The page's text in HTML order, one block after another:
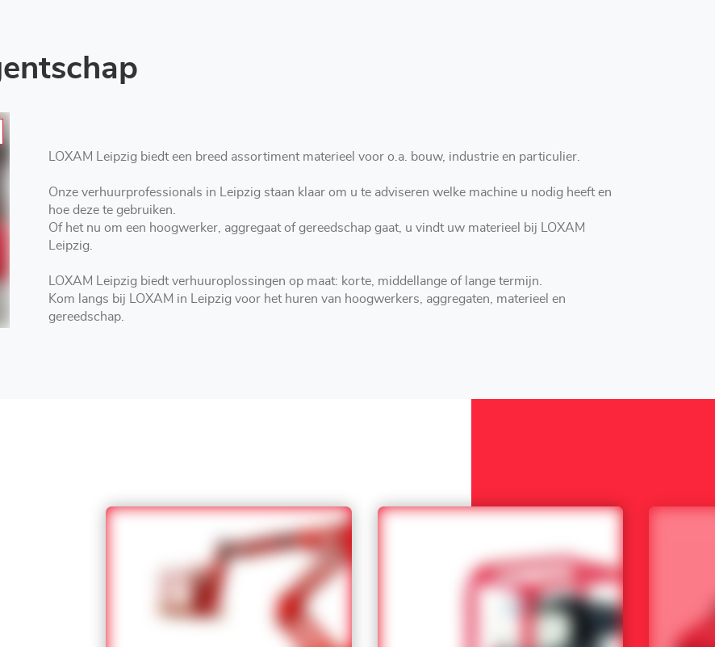
LOXAM Leipzig biedt een breed assortiment materieel voor o.a. bouw, industrie en particulier.
Onze verhuurprofessionals in Leipzig staan klaar om u te adviseren welke machine u nodig heeft en
hoe deze te gebruiken.
Of het nu om een hoogwerker, aggregaat of gereedschap gaat, u vindt uw materieel bij LOXAM
Leipzig.
LOXAM Leipzig biedt verhuuroplossingen op maat: korte, middellange of lange termijn.
Kom langs bij LOXAM in Leipzig voor het huren van hoogwerkers, aggregaten, materieel en
gereedschap.